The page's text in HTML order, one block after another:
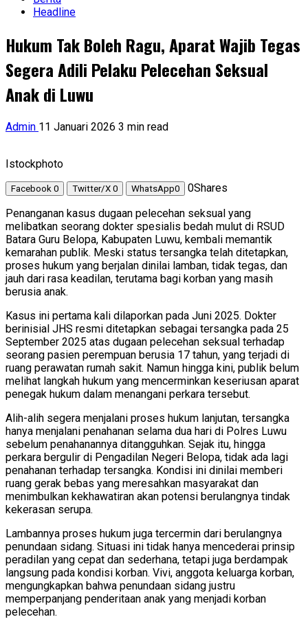
Headline
Hukum Tak Boleh Ragu, Aparat Wajib Tegas
Segera Adili Pelaku Pelecehan Seksual
Anak di Luwu
Admin 11 Januari 2026 3 min read
Istockphoto
Facebook 0 Twitter/X 0 WhatsApp0 0Shares
Penanganan kasus dugaan pelecehan seksual yang
melibatkan seorang dokter spesialis bedah mulut di RSUD
Batara Guru Belopa, Kabupaten Luwu, kembali memantik
kemarahan publik. Meski status tersangka telah ditetapkan,
proses hukum yang berjalan dinilai lamban, tidak tegas, dan
jauh dari rasa keadilan, terutama bagi korban yang masih
berusia anak.
Kasus ini pertama kali dilaporkan pada Juni 2025. Dokter
berinisial JHS resmi ditetapkan sebagai tersangka pada 25
September 2025 atas dugaan pelecehan seksual terhadap
seorang pasien perempuan berusia 17 tahun, yang terjadi di
ruang perawatan rumah sakit. Namun hingga kini, publik belum
melihat langkah hukum yang mencerminkan keseriusan aparat
penegak hukum dalam menangani perkara tersebut.
Alih-alih segera menjalani proses hukum lanjutan, tersangka
hanya menjalani penahanan selama dua hari di Polres Luwu
sebelum penahanannya ditangguhkan. Sejak itu, hingga
perkara bergulir di Pengadilan Negeri Belopa, tidak ada lagi
penahanan terhadap tersangka. Kondisi ini dinilai memberi
ruang gerak bebas yang meresahkan masyarakat dan
menimbulkan kekhawatiran akan potensi berulangnya tindak
kekerasan serupa.
Lambannya proses hukum juga tercermin dari berulangnya
penundaan sidang. Situasi ini tidak hanya mencederai prinsip
peradilan yang cepat dan sederhana, tetapi juga berdampak
langsung pada kondisi korban. Vivi, anggota keluarga korban,
mengungkapkan bahwa penundaan sidang justru
memperpanjang penderitaan anak yang menjadi korban
pelecehan.